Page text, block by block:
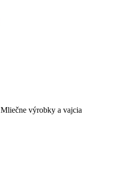
Mliečne výrobky a vajcia